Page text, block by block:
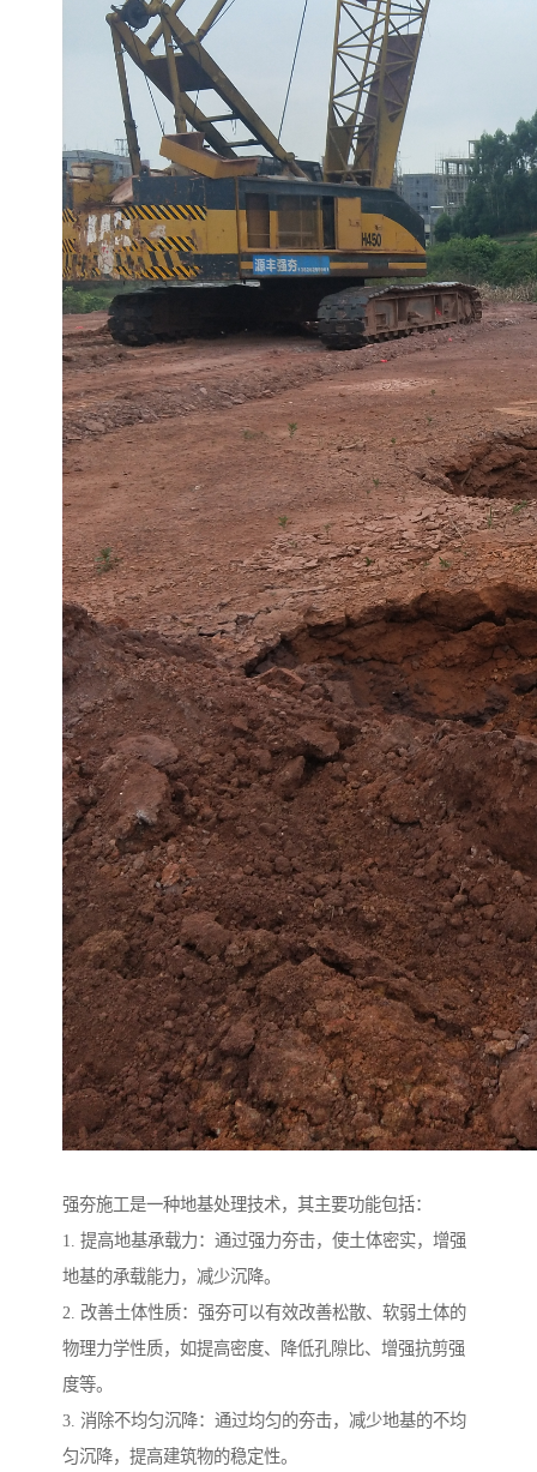
强夯施工是一种地基处理技术，其主要功能包括：
1. 提高地基承载力：通过强力夯击，使土体密实，增强
地基的承载能力，减少沉降。
2. 改善土体性质：强夯可以有效改善松散、软弱土体的
物理力学性质，如提高密度、降低孔隙比、增强抗剪强
度等。
3. 消除不均匀沉降：通过均匀的夯击，减少地基的不均
匀沉降，提高建筑物的稳定性。